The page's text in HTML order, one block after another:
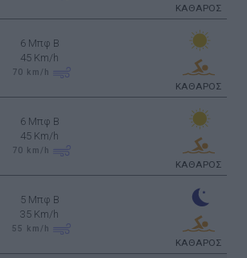
ΚΑΘΑΡΟΣ
6 Μπφ B
45 Km/h
70 km/h
ΚΑΘΑΡΟΣ
6 Μπφ B
45 Km/h
70 km/h
ΚΑΘΑΡΟΣ
5 Μπφ B
35 Km/h
55 km/h
ΚΑΘΑΡΟΣ